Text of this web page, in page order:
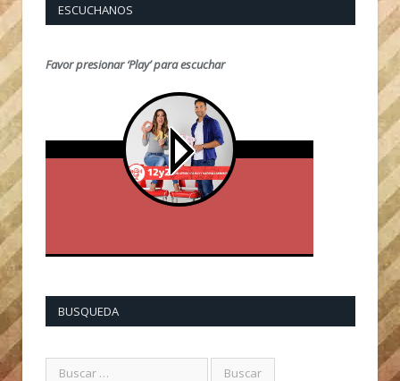
ESCUCHANOS
Favor presionar ‘Play’ para escuchar
BUSQUEDA